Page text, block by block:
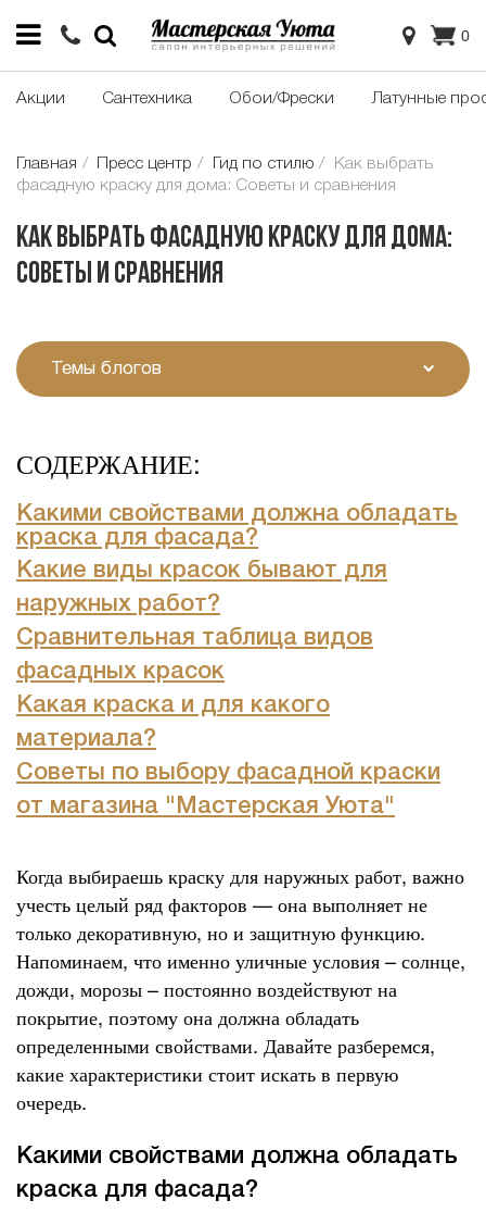
0
Акции Сантехника Обои/Фрески Латунные
Главная Пресс центр Гид по стилю
Как выбрать
фасадную краску для дома: Советы и сравнения
Как выбрать фасадную краску для дома:
Советы и сравнения
СОДЕРЖАНИЕ:
Какими свойствами должна обладать
краска для фасада?
Какие виды красок бывают для
наружных работ?
Сравнительная таблица видов
фасадных красок
Какая краска и для какого
материала?
Советы по выбору фасадной краски
от магазина "Мастерская Уюта"
Когда выбираешь краску для наружных работ, важно
учесть целый ряд факторов — она выполняет не
только декоративную, но и защитную функцию.
Напоминаем, что именно уличные условия – солнце,
дожди, морозы – постоянно воздействуют на
покрытие, поэтому она должна обладать
определенными свойствами. Давайте разберемся,
какие характеристики стоит искать в первую
очередь.
Какими свойствами должна обладать
краска для фасада?
Темы блогов